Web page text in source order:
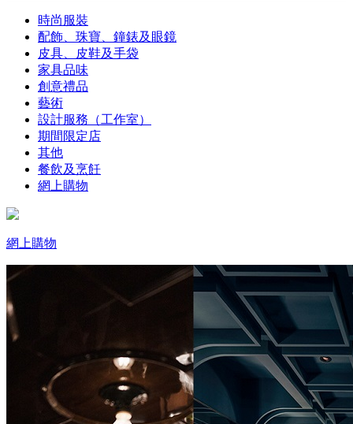
時尚服裝
配飾、珠寶、鐘錶及眼鏡
皮具、皮鞋及手袋
家具品味
創意禮品
藝術
設計服務（工作室）
期間限定店
其他
餐飲及烹飪
網上購物
網上購物